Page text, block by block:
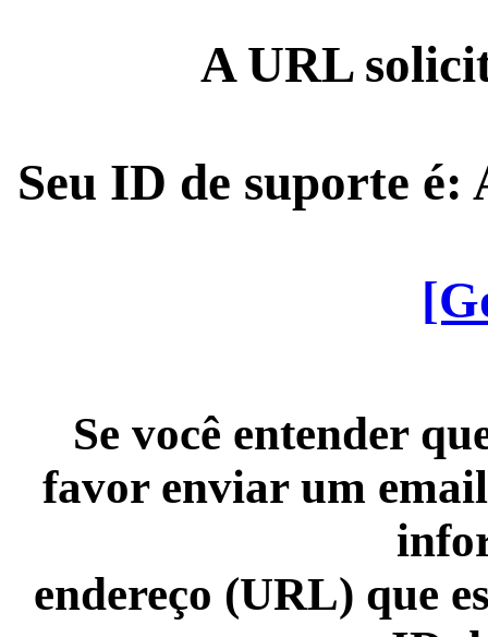
A URL
Seu ID de suporte é:
Se você entender
favor enviar um
endereço (URL) que